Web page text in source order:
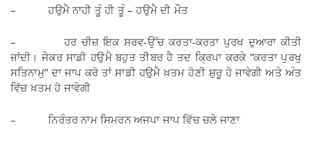
– ਹਉਮੈ ਨਾਹੀ ਤੂੰ ਹੀ ਤੂੰ – ਹਉਮੈ ਦੀ ਮੌਤ
– ਹਰ ਚੀਜ਼ ਇਕ ਸਰਵ-ਉੱਚ ਕਰਤਾ-ਕਰਤਾ ਪੁਰਖ ਦੁਆਰਾ ਕੀਤੀ
ਜਾਂਦੀ। ਜੇਕਰ ਸਾਡੀ ਹਉਮੈ ਬਹੁਤ ਤੀਬਰ ਹੈ ਤਦ ਕ੍ਰਿਪਾ ਕਰਕੇ “ਕਰਤਾ ਪੁਰਖੁ
ਸਤਿਨਾਮੁ” ਦਾ ਜਾਪ ਕਰੋ ਤਾਂ ਸਾਡੀ ਹਉਮੈ ਖ਼ਤਮ ਹੋਣੀ ਸ਼ੁਰੂ ਹੋ ਜਾਵੇਗੀ ਅਤੇ ਅੰਤ
ਵਿੱਚ ਖ਼ਤਮ ਹੋ ਜਾਵੇਗੀ
– ਨਿਰੰਤਰ ਨਾਮ ਸਿਮਰਨ ਅਜਪਾ ਜਾਪ ਵਿੱਚ ਚਲੇ ਜਾਣਾ